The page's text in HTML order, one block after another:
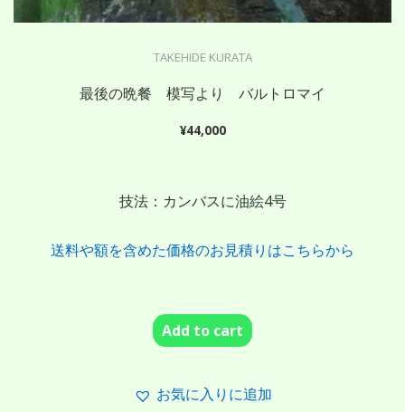
TAKEHIDE KURATA
最後の晩餐 模写より バルトロマイ
¥44,000
技法：カンバスに油絵4号
送料や額を含めた価格のお見積りはこちらから
Add to cart
お気に入りに追加